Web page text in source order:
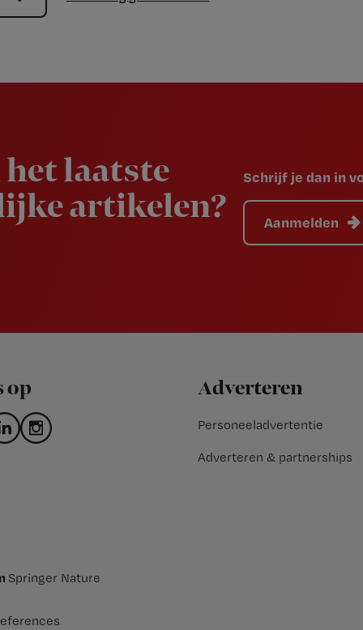
laatste
artikelen?
Schrijf je dan in
Aanmelden
op Adverteren
Personeeladvertentie
Adverteren & partnerships
Springer Nature